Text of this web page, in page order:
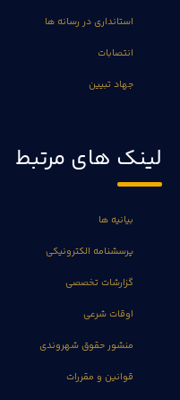
استانداری در رسانه ها
انتصابات
جهاد تبیین
لینک های مرتبط
بیانیه ها
پرسشنامه الکترونیکی
گزارشات تخصصی
اوقات شرعی
منشور حقوق شهروندی
قوانین و مقررات